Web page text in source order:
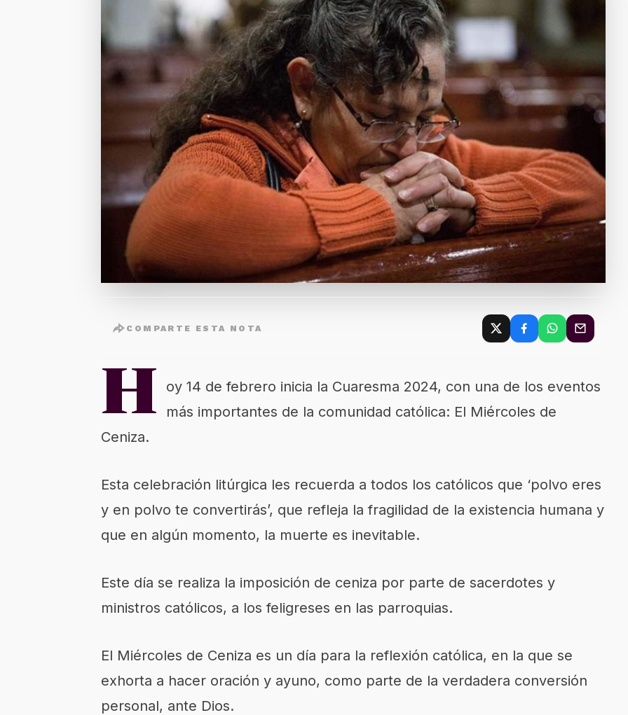
COMPARTE ESTA NOTA
H
oy 14 de febrero inicia la Cuaresma 2024, con una de los eventos
más importantes de la comunidad católica: El Miércoles de
Ceniza.
Esta celebración litúrgica les recuerda a todos los católicos que ‘polvo eres
y en polvo te convertirás’, que refleja la fragilidad de la existencia humana y
que en algún momento, la muerte es inevitable.
Este día se realiza la imposición de ceniza por parte de sacerdotes y
ministros católicos, a los feligreses en las parroquias.
El Miércoles de Ceniza es un día para la reflexión católica, en la que se
exhorta a hacer oración y ayuno, como parte de la verdadera conversión
personal, ante Dios.